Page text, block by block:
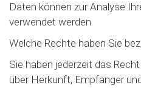
Daten können zur Analyse
verwendet werden.
Welche Rechte haben Sie
Sie haben jederzeit das
über Herkunft, Empfänger